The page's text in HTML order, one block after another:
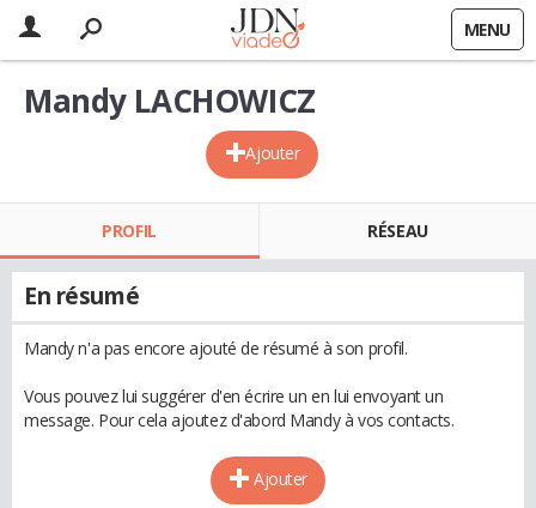
MENU
Ajouter
Mandy LACHOWICZ
PROFIL RÉSEAU
En résumé
Mandy n'a pas encore ajouté de résumé à son profil.
Vous pouvez lui suggérer d'en écrire un en lui envoyant un
message. Pour cela ajoutez d'abord Mandy à vos contacts.
Ajouter